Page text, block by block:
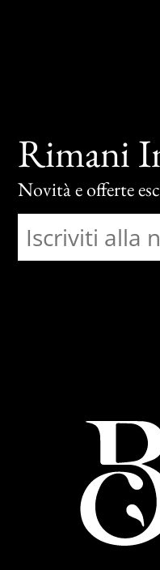
Rimani
Novità e offerte